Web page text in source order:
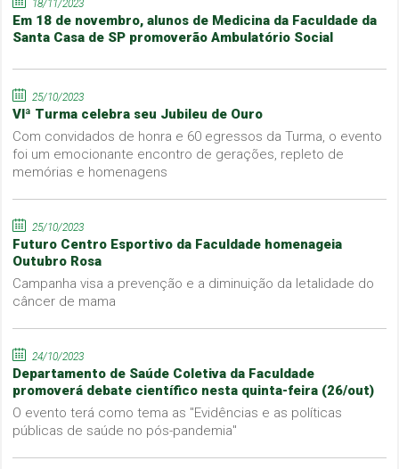
18/11/2023
Em 18 de novembro, alunos de Medicina da Faculdade da
Santa Casa de SP promoverão Ambulatório Social
25/10/2023
VIª Turma celebra seu Jubileu de Ouro
Com convidados de honra e 60 egressos da Turma, o evento
foi um emocionante encontro de gerações, repleto de
memórias e homenagens
25/10/2023
Futuro Centro Esportivo da Faculdade homenageia
Outubro Rosa
Campanha visa a prevenção e a diminuição da letalidade do
câncer de mama
24/10/2023
Departamento de Saúde Coletiva da Faculdade
promoverá debate científico nesta quinta-feira (26/out)
O evento terá como tema as "Evidências e as políticas
públicas de saúde no pós-pandemia"